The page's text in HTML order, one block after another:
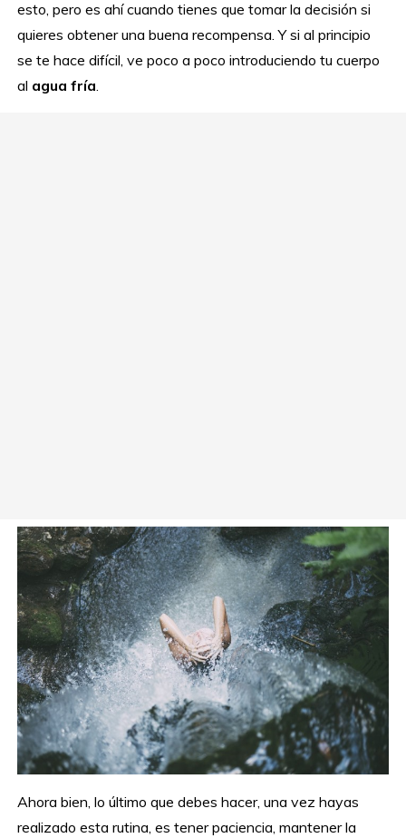
esto, pero es ahí cuando tienes que tomar la decisión si
quieres obtener una buena recompensa. Y si al principio
se te hace difícil, ve poco a poco introduciendo tu cuerpo
al agua fría.
Ahora bien, lo último que debes hacer, una vez hayas
realizado esta rutina, es tener paciencia, mantener la